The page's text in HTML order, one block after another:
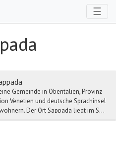
☰
Gemeinde in Oberitalien, Provinz
Venetien und deutsche Sprachinsel
Der Ort Sappada liegt im S...